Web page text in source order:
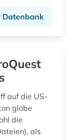
gesundheit und körperliche fitness (1)
Datenbank
auf die US-
globe
die
als